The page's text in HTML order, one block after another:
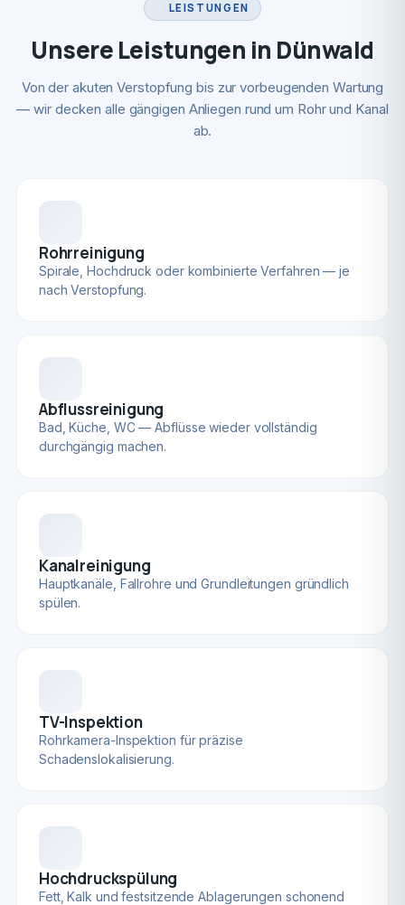
LEISTUNGEN
Unsere Leistungen in Dünwald
Von der akuten Verstopfung bis zur vorbeugenden Wartung
— wir decken alle gängigen Anliegen rund um Rohr und Kanal
ab.
Rohrreinigung
Spirale, Hochdruck oder kombinierte Verfahren — je
nach Verstopfung.
Abflussreinigung
Bad, Küche, WC — Abflüsse wieder vollständig
durchgängig machen.
Kanalreinigung
Hauptkanäle, Fallrohre und Grundleitungen gründlich
spülen.
TV-Inspektion
Rohrkamera-Inspektion für präzise
Schadenslokalisierung.
Hochdruckspülung
Fett, Kalk und festsitzende Ablagerungen schonend